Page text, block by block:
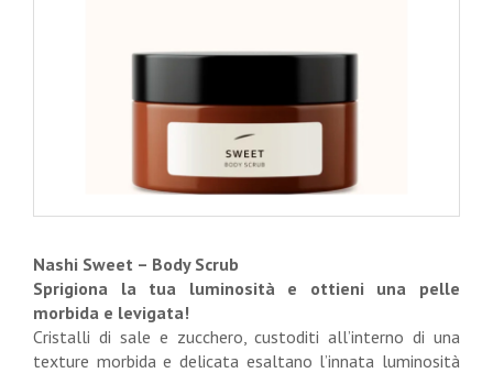
Nashi Sweet – Body Scrub
Sprigiona la tua luminosità e ottieni una pelle
morbida e levigata!
Cristalli di sale e zucchero, custoditi all’interno di una
texture morbida e delicata esaltano l’innata luminosità